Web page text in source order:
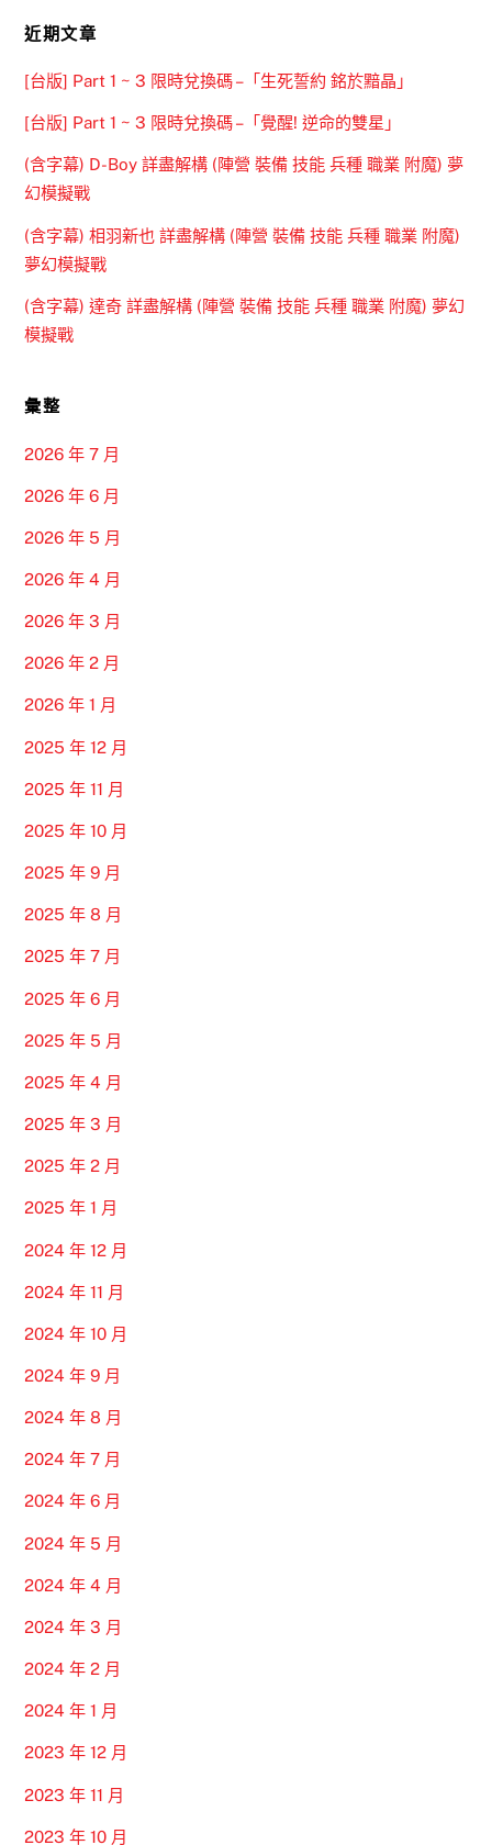
近期文章
[台版] Part 1 ~ 3 限時兌換碼 –「生死誓約 銘於黯晶」
[台版] Part 1 ~ 3 限時兌換碼 –「覺醒! 逆命的雙星」
(含字幕) D-Boy 詳盡解構 (陣營 裝備 技能 兵種 職業 附魔) 夢
幻模擬戰
(含字幕) 相羽新也 詳盡解構 (陣營 裝備 技能 兵種 職業 附魔)
夢幻模擬戰
(含字幕) 達奇 詳盡解構 (陣營 裝備 技能 兵種 職業 附魔) 夢幻
模擬戰
彙整
2026 年 7 月
2026 年 6 月
2026 年 5 月
2026 年 4 月
2026 年 3 月
2026 年 2 月
2026 年 1 月
2025 年 12 月
2025 年 11 月
2025 年 10 月
2025 年 9 月
2025 年 8 月
2025 年 7 月
2025 年 6 月
2025 年 5 月
2025 年 4 月
2025 年 3 月
2025 年 2 月
2025 年 1 月
2024 年 12 月
2024 年 11 月
2024 年 10 月
2024 年 9 月
2024 年 8 月
2024 年 7 月
2024 年 6 月
2024 年 5 月
2024 年 4 月
2024 年 3 月
2024 年 2 月
2024 年 1 月
2023 年 12 月
2023 年 11 月
2023 年 10 月